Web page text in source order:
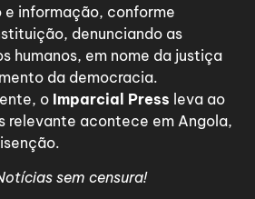
e informação, conforme
denunciando as
humanos, em nome da justiça
da democracia.
o Imparcial Press leva ao
relevante acontece em Angola,
sem censura!